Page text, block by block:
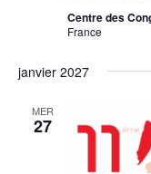
Centre des
France
janvier 2027
MER
27